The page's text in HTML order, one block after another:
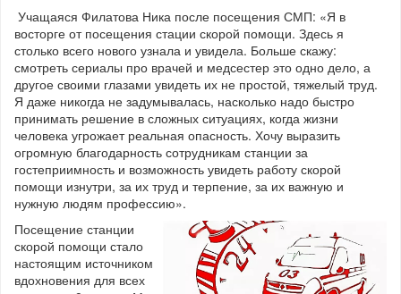
Учащаяся Филатова Ника после посещения СМП: «Я в
восторге от посещения стации скорой помощи. Здесь я
столько всего нового узнала и увидела. Больше скажу:
смотреть сериалы про врачей и медсестер это одно дело, а
другое своими глазами увидеть их не простой, тяжелый труд.
Я даже никогда не задумывалась, насколько надо быстро
принимать решение в сложных ситуациях, когда жизни
человека угрожает реальная опасность. Хочу выразить
огромную благодарность сотрудникам станции за
гостеприимность и возможность увидеть работу скорой
помощи изнутри, за их труд и терпение, за их важную и
нужную людям профессию».
Посещение станции
скорой помощи стало
настоящим источником
вдохновения для всех